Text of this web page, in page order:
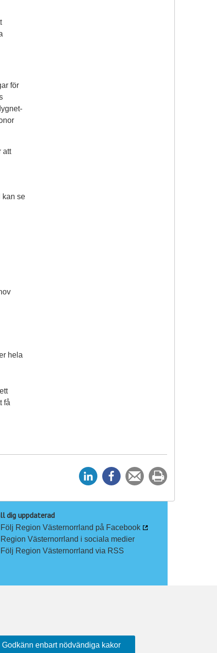
för
att
kan se
hela
få
e
p
å
L
k
e
p
å
F
e
Tipsa
en
ut
dig uppdaterad
Följ Region Västernorrland på Facebook
Region Västernorrland i sociala medier
Följ Region Västernorrland via RSS
Godkänn enbart nödvändiga kakor